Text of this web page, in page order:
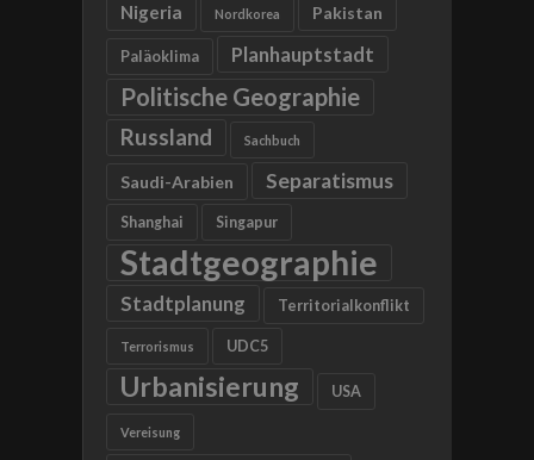
Nigeria Nordkorea Pakistan
Paläoklima Planhauptstadt
Politische Geographie
Russland Sachbuch
Saudi-Arabien Separatismus
Shanghai Singapur
Stadtgeographie
Stadtplanung Territorialkonflikt
Terrorismus UDC5
Urbanisierung USA
Vereisung